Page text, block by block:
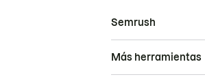
Semrush
Más herramientas